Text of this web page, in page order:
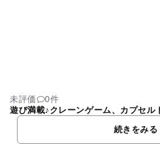
未評価
0件
遊び満載♪クレーンゲーム、カプセル
続きをみる